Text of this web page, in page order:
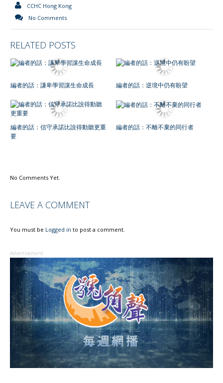
CCHC Hong Kong
No Comments
RELATED POSTS
編者的話：謙卑學習讓生命成長 編者的話：逆境中仍有盼望
編者的話：信守承諾比說得動聽更重
要
編者的話：不離不棄的同行者
No Comments Yet.
LEAVE A COMMENT
You must be Logged in to post a comment.
Advertisement